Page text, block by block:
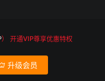
）开通VIP尊享优惠特权
升级会员